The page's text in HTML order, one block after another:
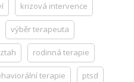
krizová intervence
výběr terapeuta
rodinná terapie
terapie ptsd